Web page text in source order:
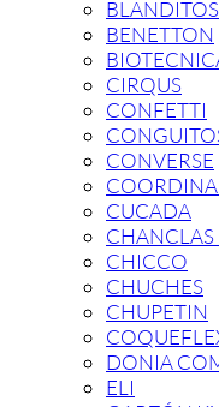
BLANDITOS
BENETTON
CIRQUS
CONFETTI
CONVERSE
CUCADA
CHICCO
CHUCHES
CHUPETIN
DONIA
ELI